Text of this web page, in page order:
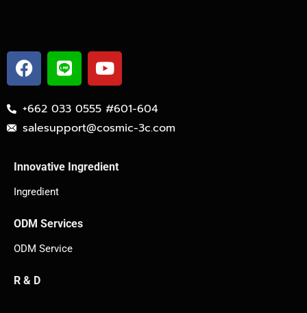
+662 033 0555 #601-604
salesupport@cosmic-3c.com
Innovative Ingredient
Ingredient
ODM Services
ODM Service
R & D